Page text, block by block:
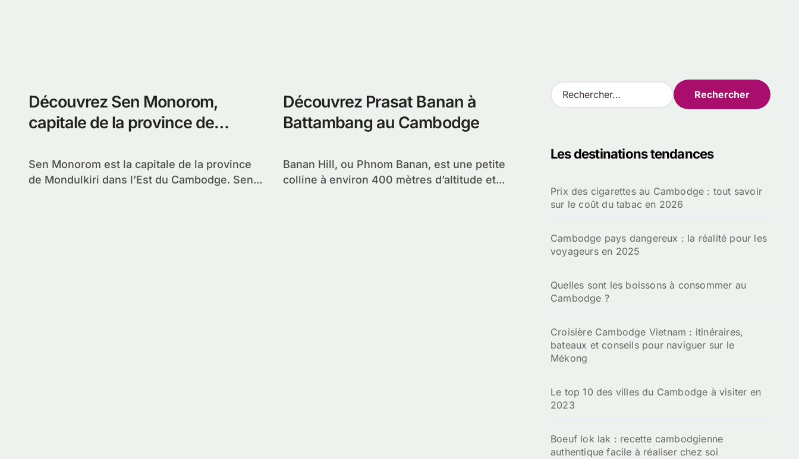
Découvrez Sen Monorom,
capitale de la province de
Cambodge
Sen Monorom est la capitale de la province
de Mondulkiri dans l’Est du Cambodge. Sen...
Découvrez Prasat Banan à
Battambang au Cambodge
Banan Hill, ou Phnom Banan, est une petite
colline à environ 400 mètres d’altitude et...
R
e
r
e
r
Les destinations tendances
Prix des cigarettes au Cambodge : tout savoir
sur le coût du tabac en 2026
Cambodge pays dangereux : la réalité pour les
voyageurs en 2025
Quelles sont les boissons à consommer au
Cambodge ?
Croisière Cambodge Vietnam : itinéraires,
bateaux et conseils pour naviguer sur le
Mékong
Le top 10 des villes du Cambodge à visiter en
2023
Boeuf lok lak : recette cambodgienne
authentique facile à réaliser chez soi